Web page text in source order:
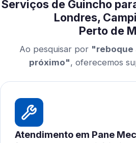
Serviços de Guincho
Londres,
Perto de
Ao pesquisar por "reboque
próximo", oferecemos
Atendimento em Pane